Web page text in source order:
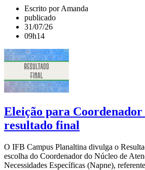
Escrito por Amanda
publicado
31/07/26
09h14
Eleição para Coordenador
resultado final
O IFB Campus Planaltina divulga o
escolha do Coordenador do Núcleo de
Necessidades Específicas (Napne),